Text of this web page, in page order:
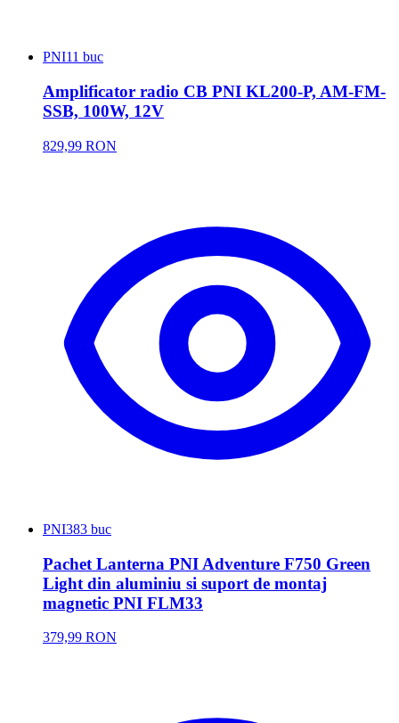
PNI11 buc
Amplificator radio CB PNI KL200-P, AM-FM-
SSB, 100W, 12V
829,99 RON
PNI383 buc
Pachet Lanterna PNI Adventure F750 Green
Light din aluminiu si suport de montaj
magnetic PNI FLM33
379,99 RON